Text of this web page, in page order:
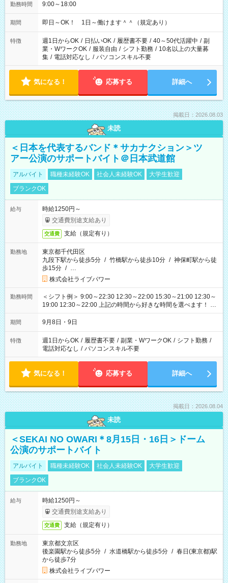
勤務時間 9:00～18:00
期間 即日～OK！ 1日～働けます＾＾（規定あり）
特徴 週1日からOK / 日払いOK / 履歴書不要 / 40～50代活躍中 / 副
業・WワークOK / 服装自由 / シフト勤務 / 10名以上の大量募
集 / 電話対応なし / パソコンスキル不要
気になる！ 応募する 詳細へ
掲載日：2026.08.03
未読
＜日本を代表するバンド＊サカナクション＞ツ
アー公演のサポートバイト＠日本武道館
アルバイト 職種未経験OK 社会人未経験OK
大学生歓迎
ブランクOK
給与
時給1250円～
交通費別途支給あり
交通費 支給（規定有り）
勤務地
東京都千代田区
九段下駅から徒歩5分 / 竹橋駅から徒歩10分 / 神保町駅から徒
歩15分 / …
株式会社ライブパワー
勤務時間
＜シフト例＞ 9:00～22:30 12:30～22:00 15:30～21:00 12:30～
19:00 12:30～22:00 上記の時間から好きな時間を選べます！ ※
時間は変更となる可能性があります
期間 9月8日・9日
特徴 週1日からOK / 履歴書不要 / 副業・WワークOK / シフト勤務 /
電話対応なし / パソコンスキル不要
気になる！ 応募する 詳細へ
掲載日：2026.08.04
未読
＜SEKAI NO OWARI＊8月15日・16日＞ドーム
公演のサポートバイト
アルバイト 職種未経験OK 社会人未経験OK
大学生歓迎
ブランクOK
給与
時給1250円～
交通費別途支給あり
交通費 支給（規定有り）
勤務地
東京都文京区
後楽園駅から徒歩5分 / 水道橋駅から徒歩5分 / 春日(東京都)駅
から徒歩7分
株式会社ライブパワー